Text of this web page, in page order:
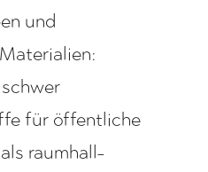
und
für öffentliche
raumhall-